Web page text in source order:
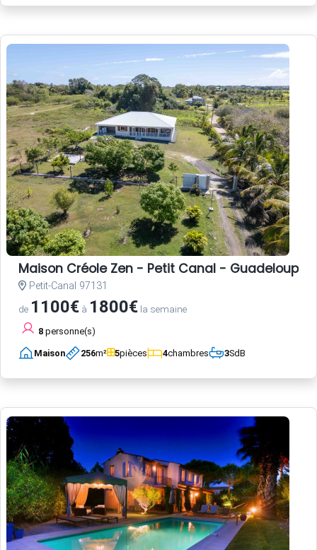
Maison Créole Zen - Petit Canal - Guadeloupe
Petit-Canal 97131
de 1100€ à 1800€ la semaine
8 personne(s)
Maison 256m² 5pièces 4chambres 3SdB